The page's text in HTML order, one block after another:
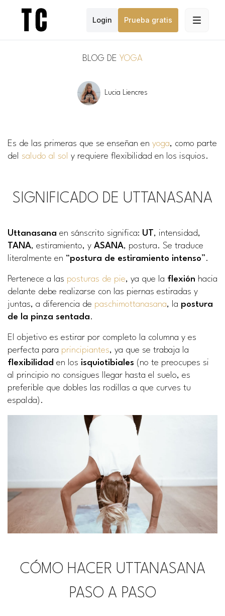
Login Prueba gratis
BLOG DE YOGA
Lucia Liencres
Es de las primeras que se enseñan en yoga, como parte
del saludo al sol y requiere flexibilidad en los isquios.
SIGNIFICADO DE UTTANASANA
Uttanasana en sánscrito significa: UT , intensidad,
TANA, estiramiento, y ASANA, postura. Se traduce
literalmente en “postura de estiramiento intenso”.
Pertenece a las posturas de pie, ya que la flexión hacia
delante debe realizarse con las piernas estiradas y
juntas, a diferencia de paschimottanasana, la postura
de la pinza sentada.
El objetivo es estirar por completo la columna y es
perfecta para principiantes, ya que se trabaja la
flexibilidad en los isquiotibiales (no te preocupes si
al principio no consigues llegar hasta el suelo, es
preferible que dobles las rodillas a que curves tu
espalda).
CÓMO HACER UTTANASANA
PASO A PASO